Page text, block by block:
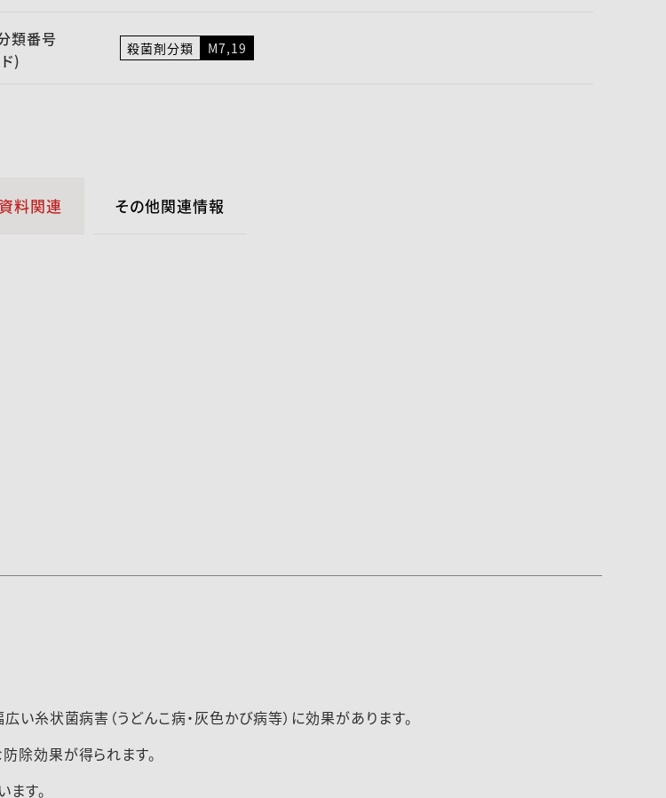
類番号
)
殺菌剤分類 M7,19
料関連 その他関連情報
い糸状菌病害（うどんこ病・灰色かび病等）に効果があります。
除効果が得られます。
す。